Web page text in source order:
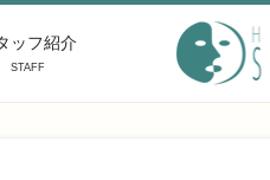
ッフ紹介
STAFF